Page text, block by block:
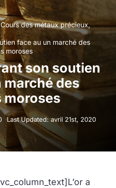
Cours des métaux précieux
face au un marché des
moroses
son soutien
marché des
Last Updated: avril 21st, 2020
a